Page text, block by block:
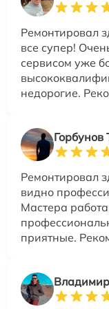
Ремонтировал
все супер!
сервисом уже
недорогие.
Ремонтировал
видно
Мастера
приятные.